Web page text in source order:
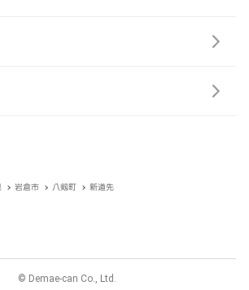
岩倉市 八剱町 新道先
© Demae-can Co., Ltd.